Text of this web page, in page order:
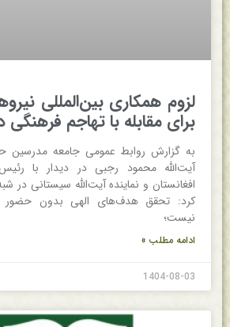
لزوم همکاری بین‌المللی
برای مقابله با تهاجم
به گزارش روابط عمومی جامعه مدرسین
آیت‌الله محمود رجبی در دیدار با
افغانستان و نماینده آیت‌الله سیستانی در
کرد: تحقق هدف‌های الهی بدون حضور
نیست؛
ادامه مطلب »
1404-08-03